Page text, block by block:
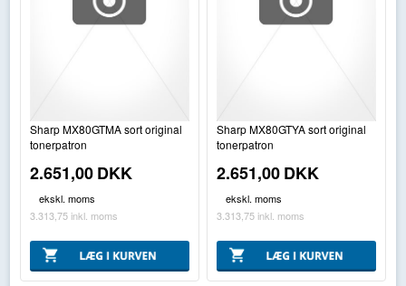
Sharp MX80GTMA sort original
tonerpatron
2.651,00DKK
ekskl. moms
3.313,75 inkl. moms
Sharp MX80GTYA sort original
tonerpatron
2.651,00DKK
ekskl. moms
3.313,75 inkl. moms